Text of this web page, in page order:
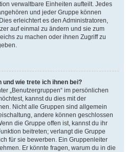
verwaltbare Einheiten aufteilt. Jedes
und jeder Gruppe können
erleichtert es den Administratoren,
auf einmal zu ändern und sie zum
zu machen oder ihnen Zugriff zu
und wie trete ich ihnen bei?
„Benutzergruppen“ im persönlichen
kannst du dies mit der
Nicht alle Gruppen sind allgemein
andere können geschlossen
die Gruppe offen ist, kannst du ihr
beitreten; verlangt die Gruppe
für sie bewerben. Ein Gruppenleiter
Er könnte fragen, warum du in die